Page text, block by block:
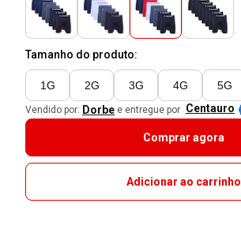
Tamanho do produto:
1G 2G 3G 4G 5G
Vendido por: Dorbe e entregue por Centauro
Comprar agora
Adicionar ao carrinho